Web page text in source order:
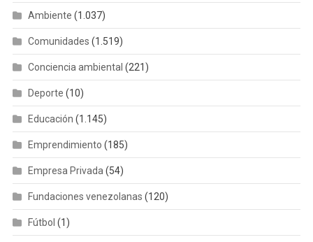
Ambiente (1.037)
Comunidades (1.519)
Conciencia ambiental (221)
Deporte (10)
Educación (1.145)
Emprendimiento (185)
Empresa Privada(54)
Fundaciones venezolanas (120)
Fútbol (1)